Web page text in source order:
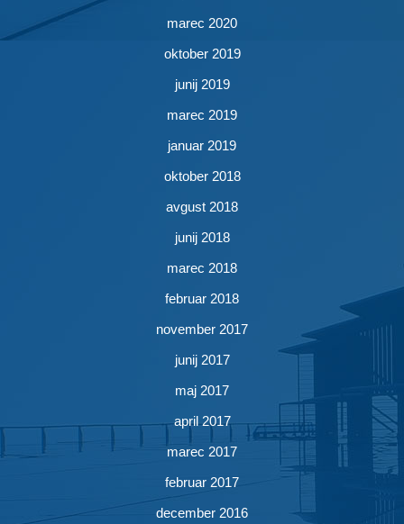
marec 2020
oktober 2019
junij 2019
marec 2019
januar 2019
oktober 2018
avgust 2018
junij 2018
marec 2018
februar 2018
november 2017
junij 2017
maj 2017
april 2017
marec 2017
februar 2017
december 2016